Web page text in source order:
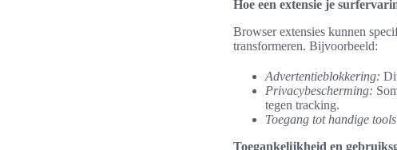
Hoe een extensie je
Browser extensies kunnen
transformeren. Bijvoorbeeld:
Advertentieblokkering:
Privacybescherming:
tegen tracking.
Toegang tot handige
Toegankelijkheid en